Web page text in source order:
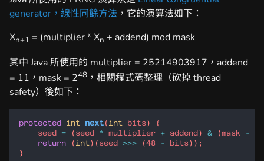
generator，線性同餘方法 ，它的演算法如下：
Xn+1 = (multiplier * Xn + addend) mod mask
其中 Java 所使用的 multiplier = 25214903917，addend
= 11，mask = 248 ，相關程式碼整理（砍掉 thread
safety）後如下：
protected int next ( int bits
seed = ( seed * multiplier + addend) & (mask -
return ( int)( seed >>> (48 - bits